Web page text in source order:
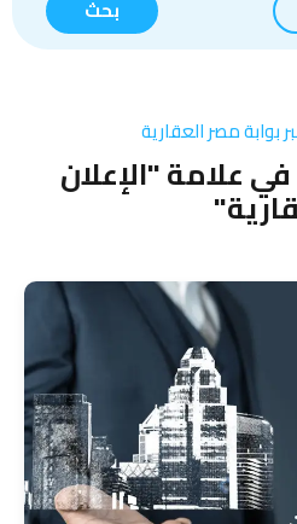
بحث
بوابة مصر العقارية
علامة "الإعلان